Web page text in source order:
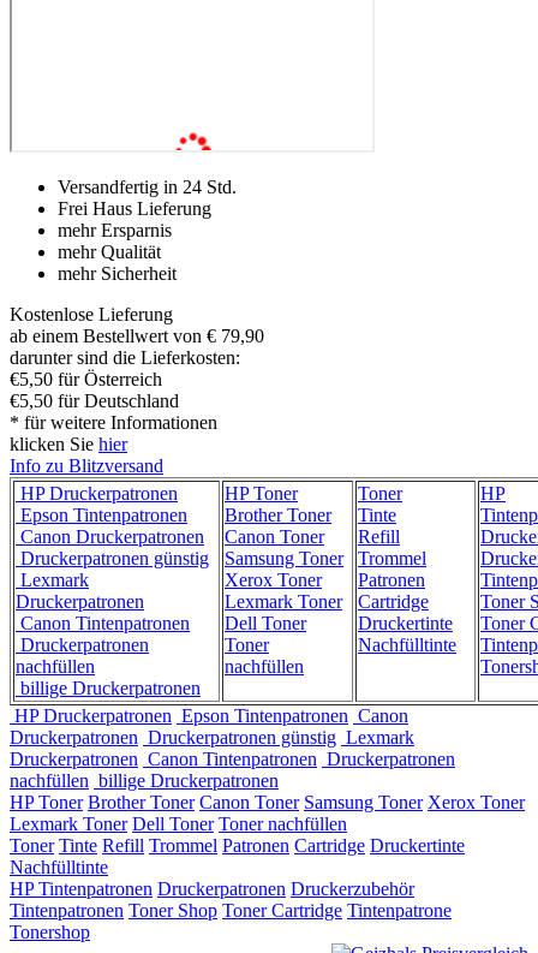
Versandfertig in 24 Std.
Frei Haus Lieferung
mehr Ersparnis
mehr Qualität
mehr Sicherheit
Kostenlose Lieferung
ab einem Bestellwert von € 79,90
darunter sind die Lieferkosten:
€5,50 für Österreich
€5,50 für Deutschland
* für weitere Informationen
klicken Sie hier
Info zu Blitzversand
HP Druckerpatronen
Epson Tintenpatronen
Canon Druckerpatronen
Druckerpatronen günstig
Lexmark
Druckerpatronen
Canon Tintenpatronen
Druckerpatronen
nachfüllen
billige Druckerpatronen
HP Toner
Brother Toner
Canon Toner
Samsung Toner
Xerox Toner
Lexmark Toner
Dell Toner
Toner
nachfüllen
Toner
Tinte
Refill
Trommel
Patronen
Cartridge
Druckertinte
Nachfülltinte
HP
Toner
Toner
HP Druckerpatronen Epson Tintenpatronen Canon
Druckerpatronen Druckerpatronen günstig Lexmark
Druckerpatronen Canon Tintenpatronen Druckerpatronen
nachfüllen billige Druckerpatronen
HP Toner Brother Toner Canon Toner Samsung Toner Xerox Toner
Lexmark Toner Dell Toner Toner nachfüllen
Toner Tinte Refill Trommel Patronen Cartridge Druckertinte
Nachfülltinte
HP Tintenpatronen Druckerpatronen Druckerzubehör
Tintenpatronen Toner Shop Toner Cartridge Tintenpatrone
Tonershop